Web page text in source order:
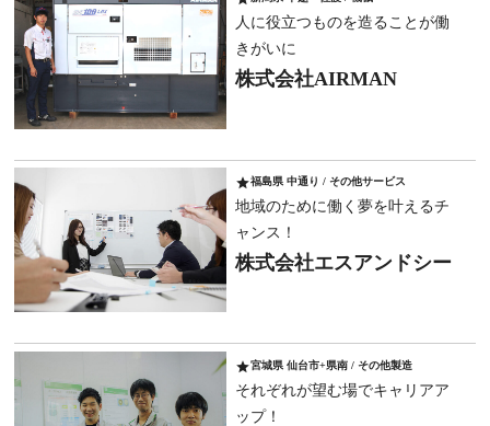
人に役立つものを造ることが働
きがいに
株式会社AIRMAN
star福島県 中通り / その他サービス
地域のために働く夢を叶えるチ
ャンス！
株式会社エスアンドシー
star宮城県 仙台市+県南 / その他製造
それぞれが望む場でキャリアア
ップ！